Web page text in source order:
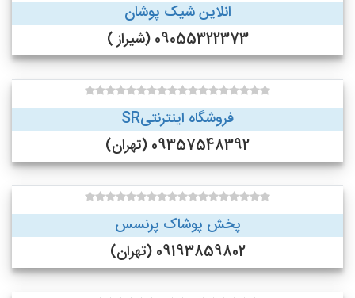
انلاین شیک پوشان
09055322373 (شیراز )
فروشگاه اینترنتیSR
09357548392 (تهران)
پخش پوشاک پرنسس
09193859802 (تهران)